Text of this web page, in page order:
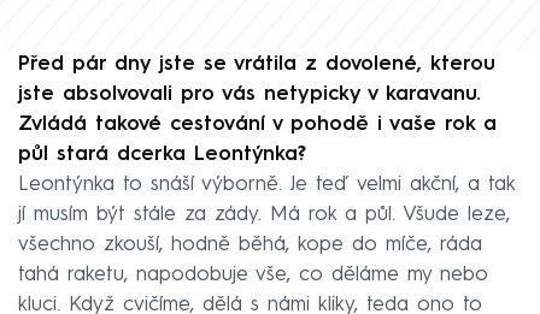
Před pár dny jste se vrátila z dovolené, kterou
jste absolvovali pro vás netypicky v karavanu.
Zvládá takové cestování v pohodě i ­vaše rok a
půl stará dcerka Leontýnka?
Leontýnka to snáší výborně. Je teď velmi akční, a tak
jí musím být stále za zády. Má rok a půl. Všude leze,
všechno zkouší, hodně běhá, kope do míče, ráda
tahá raketu, napodobuje vše, co děláme my nebo
kluci. Když cvičíme, dělá s námi kliky, teda ono to